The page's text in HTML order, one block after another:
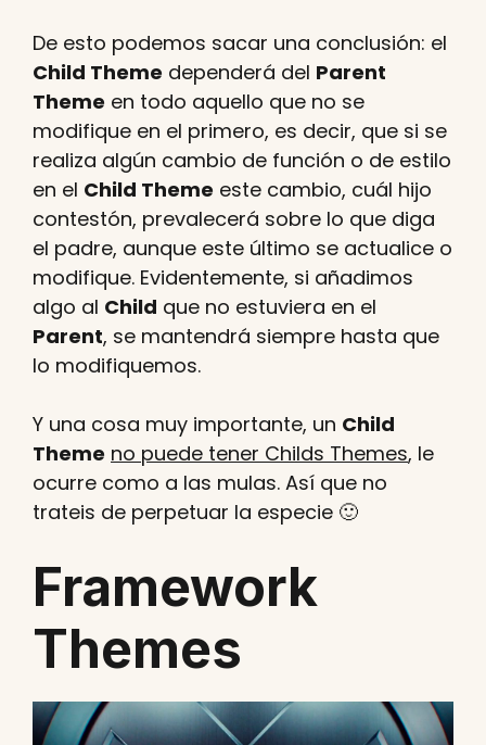
De esto podemos sacar una conclusión: el
Child Theme dependerá del Parent
Theme en todo aquello que no se
modifique en el primero, es decir, que si se
realiza algún cambio de función o de estilo
en el Child Theme este cambio, cuál hijo
contestón, prevalecerá sobre lo que diga
el padre, aunque este último se actualice o
modifique. Evidentemente, si añadimos
algo al Child que no estuviera en el
Parent, se mantendrá siempre hasta que
lo modifiquemos.
Y una cosa muy importante, un Child
Theme no puede tener Childs Themes, le
ocurre como a las mulas. Así que no
trateis de perpetuar la especie 🙂
Framework
Themes